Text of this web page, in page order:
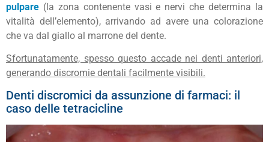
pulpare (la zona contenente vasi e nervi che determina la
vitalità dell’elemento), arrivando ad avere una colorazione
che va dal giallo al marrone del dente.
Sfortunatamente, spesso questo accade nei denti anteriori,
generando discromie dentali facilmente visibili.
Denti discromici da assunzione di farmaci: il
caso delle tetracicline